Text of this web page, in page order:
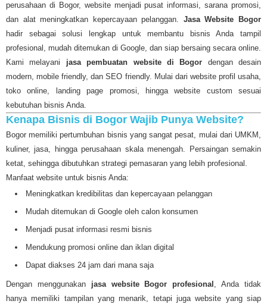
perusahaan di Bogor, website menjadi pusat informasi, sarana promosi,
dan alat meningkatkan kepercayaan pelanggan. Jasa Website Bogor
hadir sebagai solusi lengkap untuk membantu bisnis Anda tampil
profesional, mudah ditemukan di Google, dan siap bersaing secara online.
Kami melayani jasa pembuatan website di Bogor dengan desain
modern, mobile friendly, dan SEO friendly. Mulai dari website profil usaha,
toko online, landing page promosi, hingga website custom sesuai
kebutuhan bisnis Anda.
Kenapa Bisnis di Bogor Wajib Punya Website?
Bogor memiliki pertumbuhan bisnis yang sangat pesat, mulai dari UMKM,
kuliner, jasa, hingga perusahaan skala menengah. Persaingan semakin
ketat, sehingga dibutuhkan strategi pemasaran yang lebih profesional.
Manfaat website untuk bisnis Anda:
Meningkatkan kredibilitas dan kepercayaan pelanggan
Mudah ditemukan di Google oleh calon konsumen
Menjadi pusat informasi resmi bisnis
Mendukung promosi online dan iklan digital
Dapat diakses 24 jam dari mana saja
Dengan menggunakan jasa website Bogor profesional , Anda tidak
hanya memiliki tampilan yang menarik, tetapi juga website yang siap